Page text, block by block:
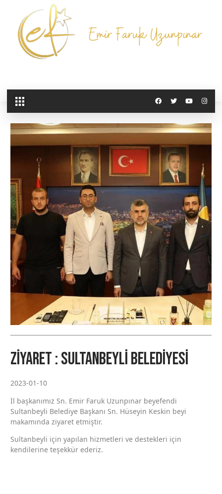
Ziyaret : Sultanbeyli Belediyesi
2023-01-10
İl başkanımız Sn. Emir Faruk Uzunpınar beyefendi
Sultanbeyli Belediye Başkanı Sn. Hüseyin Keskin beyi
makamında ziyaret etmiştir.
Sultanbeyli için yapılan hizmetleri ve destekleri için
kendilerine teşekkür ederiz.